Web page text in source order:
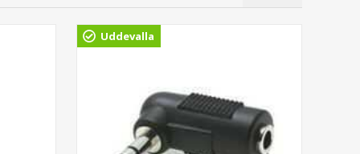
Uddevalla